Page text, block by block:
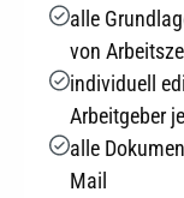
alle
von
individuell
Arbeitgeber
alle
Mail